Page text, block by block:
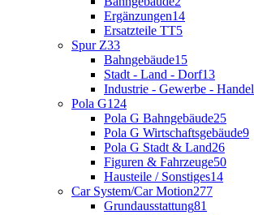
Ergänzungen14
Ersatzteile TT5
Spur Z33
Bahngebäude15
Stadt - Land - Dorf13
Industrie - Gewerbe - Handel
Pola G124
Pola G Bahngebäude25
Pola G Wirtschaftsgebäude9
Pola G Stadt & Land26
Figuren & Fahrzeuge50
Hausteile / Sonstiges14
Car System/Car Motion277
Grundausstattung81